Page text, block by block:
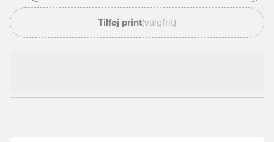
Tilføj print(valgfrit)